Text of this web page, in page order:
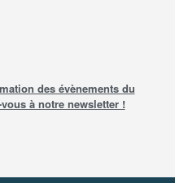
des évènements du
à notre newsletter !